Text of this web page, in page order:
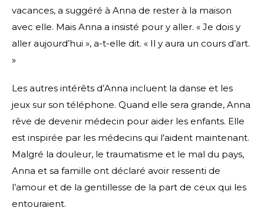
vacances, a suggéré à Anna de rester à la maison
avec elle. Mais Anna a insisté pour y aller. « Je dois y
aller aujourd’hui », a-t-elle dit. « Il y aura un cours d’art.
»
Les autres intérêts d’Anna incluent la danse et les
jeux sur son téléphone. Quand elle sera grande, Anna
rêve de devenir médecin pour aider les enfants. Elle
est inspirée par les médecins qui l’aident maintenant.
Malgré la douleur, le traumatisme et le mal du pays,
Anna et sa famille ont déclaré avoir ressenti de
l’amour et de la gentillesse de la part de ceux qui les
entouraient.